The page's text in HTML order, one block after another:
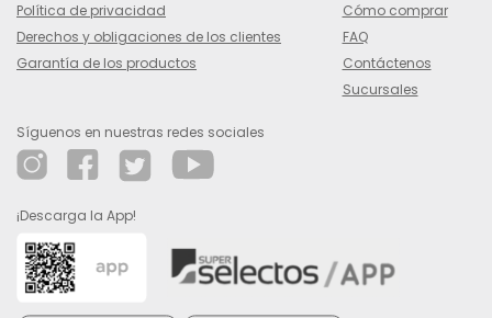
Política de privacidad
Derechos y obligaciones de los clientes
Garantía de los productos
Cómo comprar
FAQ
Contáctenos
Sucursales
Síguenos en nuestras redes sociales
¡Descarga la App!